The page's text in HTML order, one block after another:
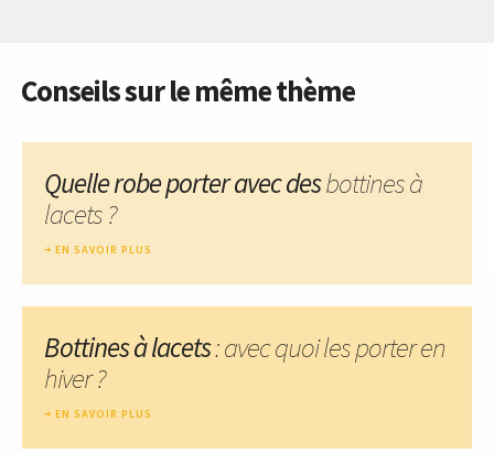
Conseils sur le même thème
Quelle robe porter avec desbottines à
lacets ?
EN SAVOIR PLUS
Bottines à lacets: avec quoi les porter en
hiver ?
EN SAVOIR PLUS